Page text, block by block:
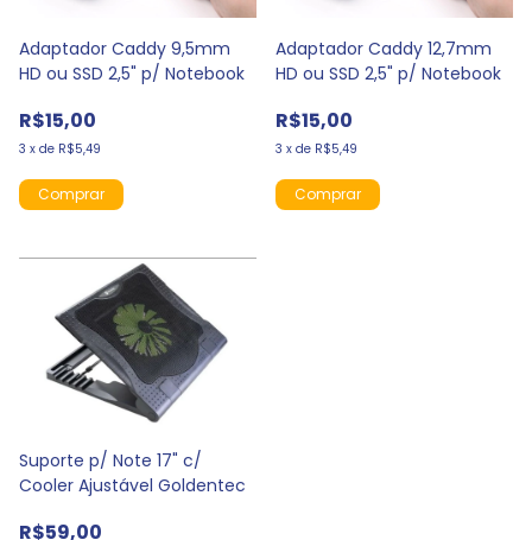
Adaptador Caddy 9,5mm
HD ou SSD 2,5" p/ Notebook
R$15,00
3 x de R$5,49
Adaptador Caddy 12,7mm
HD ou SSD 2,5" p/ Notebook
R$15,00
3 x de R$5,49
Suporte p/ Note 17" c/
Cooler Ajustável Goldentec
R$59,00